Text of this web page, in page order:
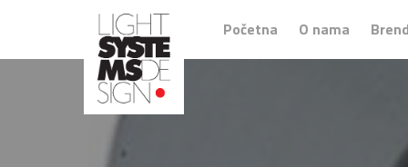
Početna O nama